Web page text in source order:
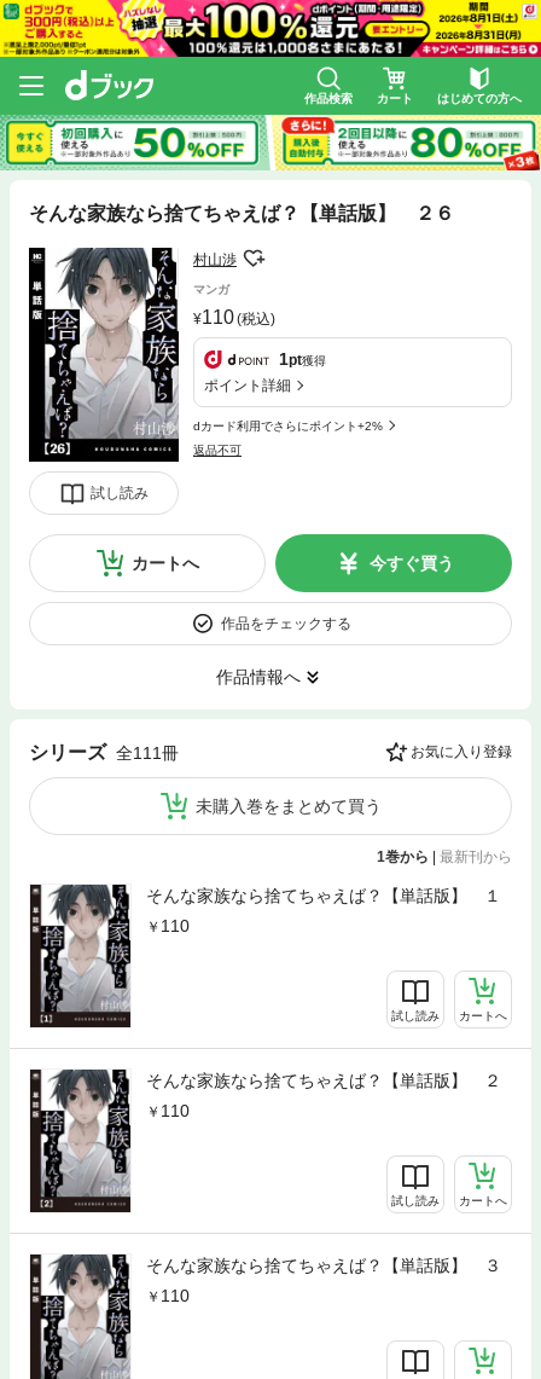
作品検索 カート はじめての方へ
そんな家族なら捨てちゃえば？【単話版】 ２６
試し読み
村山渉
マンガ
110(税込)
1pt獲得
ポイント詳細
dカード利用でさらにポイント+2%
返品不可
カートへ 今すぐ買う
作品をチェックする
作品情報へ
シリーズ 全111冊 お気に入り登録
未購入巻をまとめて買う
1巻から | 最新刊から
そんな家族なら捨てちゃえば？【単話版】 １
110
試し読み カートへ
そんな家族なら捨てちゃえば？【単話版】 ２
110
試し読み カートへ
そんな家族なら捨てちゃえば？【単話版】 ３
110